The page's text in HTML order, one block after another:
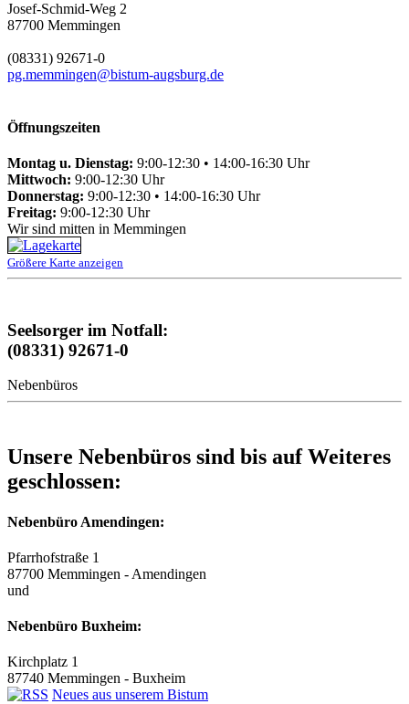
Josef-Schmid-Weg 2
87700 Memmingen
(08331) 92671-0
pg.memmingen@bistum-augsburg.de
Öffnungszeiten
Montag u. Dienstag: 9:00-12:30 • 14:00-16:30 Uhr
Mittwoch: 9:00-12:30 Uhr
Donnerstag: 9:00-12:30 • 14:00-16:30 Uhr
Freitag: 9:00-12:30 Uhr
Wir sind mitten in Memmingen
Größere Karte anzeigen
Seelsorger im Notfall:
(08331) 92671-0
Nebenbüros
Unsere Nebenbüros sind bis auf Weiteres
geschlossen:
Nebenbüro Amendingen:
Pfarrhofstraße 1
87700 Memmingen - Amendingen
und
Nebenbüro Buxheim:
Kirchplatz 1
87740 Memmingen - Buxheim
Neues aus unserem Bistum